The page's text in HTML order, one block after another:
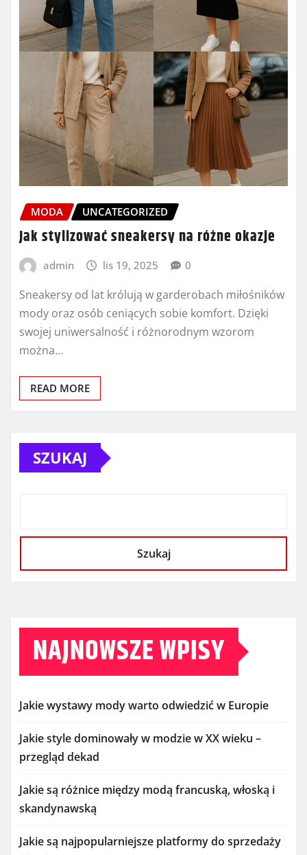
MODA UNCATEGORIZED
Jak stylizować sneakersy na różne okazje
admin lis 19, 2025 0
Sneakersy od lat królują w garderobach miłośników
mody oraz osób ceniących sobie komfort. Dzięki
swojej uniwersalność i różnorodnym wzorom
można…
READ MORE
SZUKAJ
Szukaj
NAJNOWSZE WPISY
Jakie wystawy mody warto odwiedzić w Europie
Jakie style dominowały w modzie w XX wieku –
przegląd dekad
Jakie są różnice między modą francuską, włoską i
skandynawską
Jakie są najpopularniejsze platformy do sprzedaży